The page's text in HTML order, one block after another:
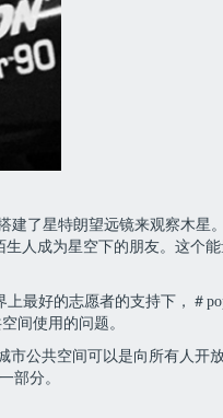
建了星特朗望远镜来观察木星
人成为星空下的朋友。这个
最好的志愿者的支持下，＃
间使用的问题。
市公共空间可以是向所有人开
部分。